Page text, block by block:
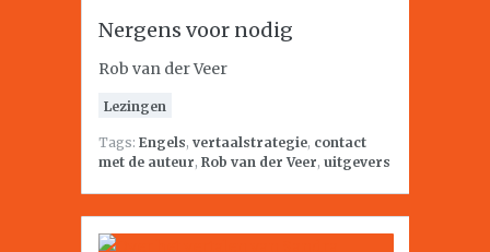
Nergens voor nodig
Rob van der Veer
Lezingen
Tags: Engels, vertaalstrategie, contact
met de auteur, Rob van der Veer, uitgevers